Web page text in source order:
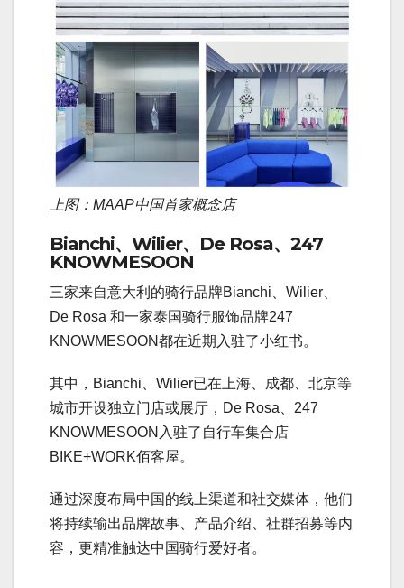
上图：MAAP中国首家概念店
Bianchi、 Wilier、 De Rosa、247
KNOWMESOON
三家来自意大利的骑行品牌Bianchi、Wilier、
De Rosa 和一家泰国骑行服饰品牌247
KNOWMESOON都在近期入驻了小红书。
其中，Bianchi、Wilier已在上海、成都、北京等
城市开设独立门店或展厅，De Rosa、247
KNOWMESOON入驻了自行车集合店
BIKE+WORK佰客屋。
通过深度布局中国的线上渠道和社交媒体，他们
将持续输出品牌故事、产品介绍、社群招募等内
容，更精准触达中国骑行爱好者。